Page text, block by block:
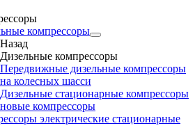
компрессоры
Назад
Дизельные компрессоры
Передвижные дизельные компрессоры
на колесных шасси
Дизельные стационарные компрессоры
компрессоры
электрические стационарные